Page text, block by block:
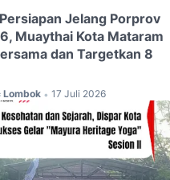
Jelang Porprov
Muaythai Kota Mataram
dan Targetkan 8
Lombok • 17 Juli 2026